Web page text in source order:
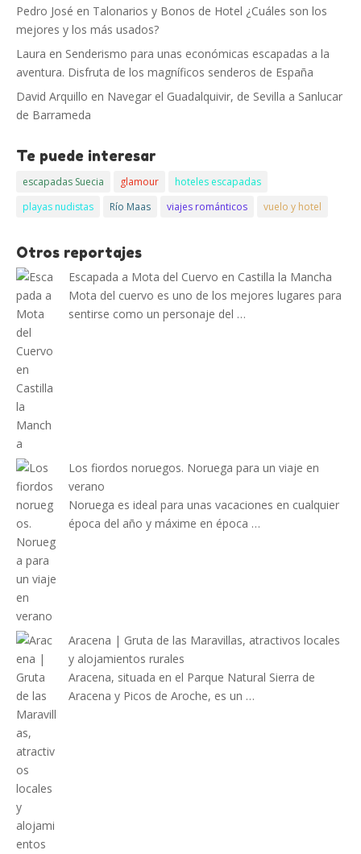
Pedro José en Talonarios y Bonos de Hotel ¿Cuáles son los
mejores y los más usados?
Laura en Senderismo para unas económicas escapadas a la
aventura. Disfruta de los magníficos senderos de España
David Arquillo en Navegar el Guadalquivir, de Sevilla a Sanlucar
de Barrameda
Te puede interesar
escapadas Suecia glamour
hoteles escapadas
playas nudistas
Río Maas viajes románticos vuelo y hotel
Otros reportajes
Escapada a Mota del Cuervo en Castilla la Mancha
Mota del cuervo es uno de los mejores lugares para
sentirse como un personaje del …
Los fiordos noruegos. Noruega para un viaje en
verano
Noruega es ideal para unas vacaciones en cualquier
época del año y máxime en época …
Aracena | Gruta de las Maravillas, atractivos locales
y alojamientos rurales
Aracena, situada en el Parque Natural Sierra de
Aracena y Picos de Aroche, es un …